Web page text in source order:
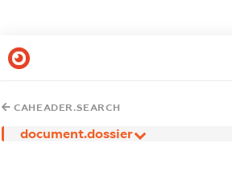
CAHEADER.SEARCH
document.dossier